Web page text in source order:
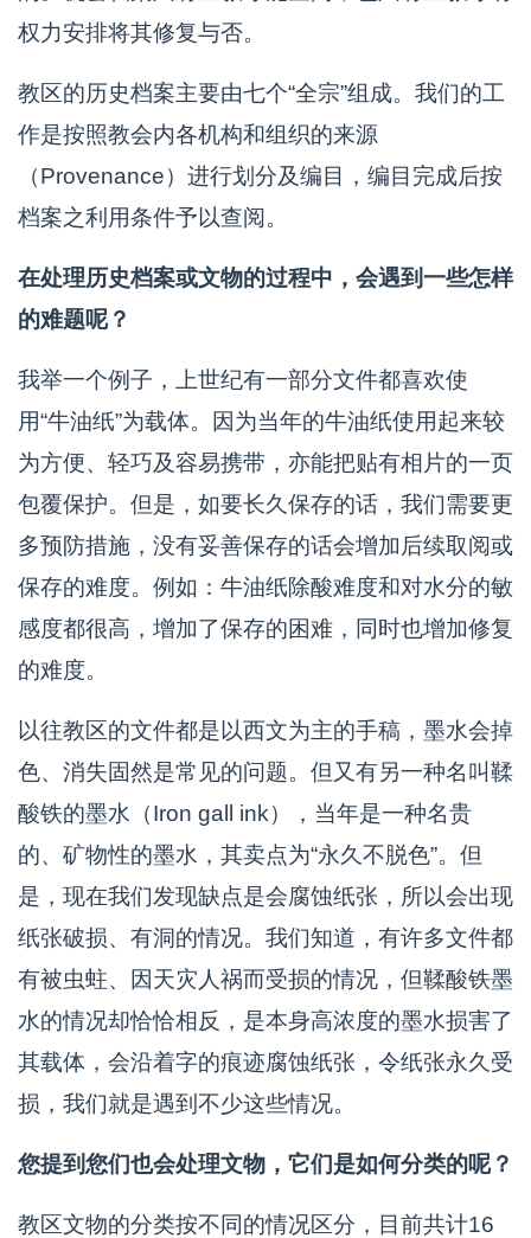
权力安排将其修复与否。
教区的历史档案主要由七个“全宗”组成。我们的工
作是按照教会内各机构和组织的来源
（Provenance）进行划分及编目，编目完成后按
档案之利用条件予以查阅。
在处理历史档案或文物的过程中，会遇到一些怎样
的难题呢？
我举一个例子，上世纪有一部分文件都喜欢使
用“牛油纸”为载体。因为当年的牛油纸使用起来较
为方便、轻巧及容易携带，亦能把贴有相片的一页
包覆保护。但是，如要长久保存的话，我们需要更
多预防措施，没有妥善保存的话会增加后续取阅或
保存的难度。例如：牛油纸除酸难度和对水分的敏
感度都很高，增加了保存的困难，同时也增加修复
的难度。
以往教区的文件都是以西文为主的手稿，墨水会掉
色、消失固然是常见的问题。但又有另一种名叫鞣
酸铁的墨水（Iron gall ink），当年是一种名贵
的、矿物性的墨水，其卖点为“永久不脱色”。但
是，现在我们发现缺点是会腐蚀纸张，所以会出现
纸张破损、有洞的情况。我们知道，有许多文件都
有被虫蛀、因天灾人祸而受损的情况，但鞣酸铁墨
水的情况却恰恰相反，是本身高浓度的墨水损害了
其载体，会沿着字的痕迹腐蚀纸张，令纸张永久受
损，我们就是遇到不少这些情况。
您提到您们也会处理文物，它们是如何分类的呢？
教区文物的分类按不同的情况区分，目前共计16